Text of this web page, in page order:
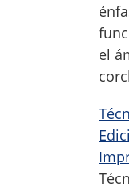
el